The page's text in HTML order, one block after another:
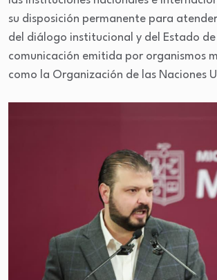
su disposición permanente para
del diálogo institucional y del Estado
comunicación emitida por organismos
como la Organización de las Naciones